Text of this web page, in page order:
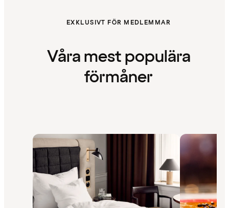
EXKLUSIVT FÖR MEDLEMMAR
Våra mest populära
förmåner